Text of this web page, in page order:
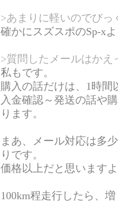
>あまりに軽いのでび
確かにスズスポのSp-x
>質問したメールはかえ
私もです。
購入の話だけは、1時間
入金確認～発送の話や
ります。
まあ、メール対応は多
りです。
価格以上だと思います
100km程走行したら、